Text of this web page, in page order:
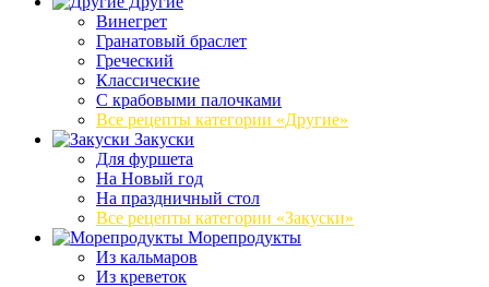
Винегрет
Гранатовый браслет
Греческий
Классические
С крабовыми палочками
Все рецепты категории «Другие»
Закуски
Для фуршета
На Новый год
На праздничный стол
Все рецепты категории «Закуски»
Морепродукты
Из кальмаров
Из креветок